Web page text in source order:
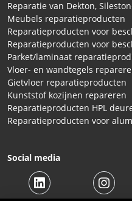
Meubels reparatieproducten
Reparatieproducten voor
Reparatieproducten voor
Parket/laminaat
Vloer- en wandtegels
Gietvloer reparatieproducten
Kunststof kozijnen repareren
Reparatieproducten HPL
Reparatieproducten voor
Social media